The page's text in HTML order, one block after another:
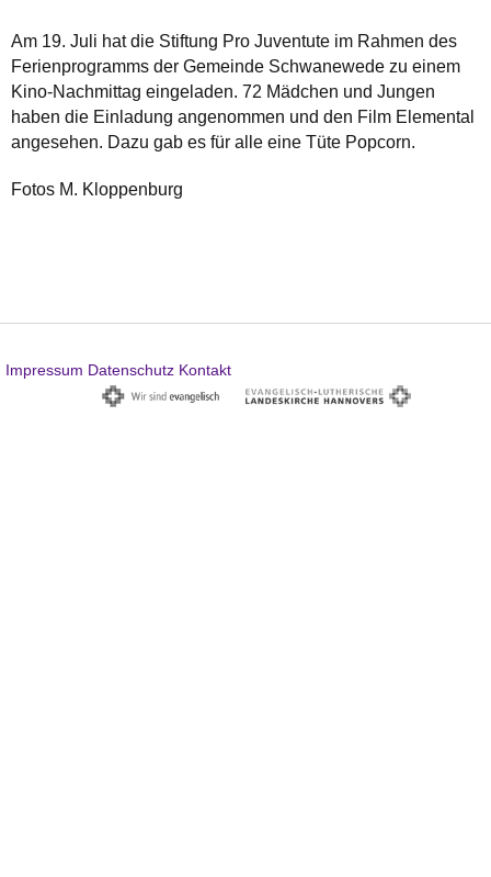
Am 19. Juli hat die Stiftung Pro Juventute im Rahmen des
Ferienprogramms der Gemeinde Schwanewede zu einem
Kino-Nachmittag eingeladen. 72 Mädchen und Jungen
haben die Einladung angenommen und den Film Elemental
angesehen. Dazu gab es für alle eine Tüte Popcorn.
Fotos M. Kloppenburg
Impressum Datenschutz Kontakt